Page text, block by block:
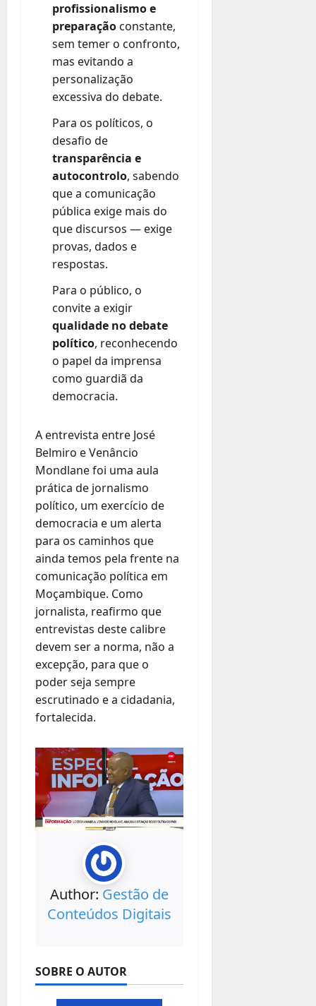
profissionalismo e
preparação constante,
sem temer o confronto,
mas evitando a
personalização
excessiva do debate.
Para os políticos, o
desafio de
transparência e
autocontrolo, sabendo
que a comunicação
pública exige mais do
que discursos — exige
provas, dados e
respostas.
Para o público, o
convite a exigir
qualidade no debate
político, reconhecendo
o papel da imprensa
como guardiã da
democracia.
A entrevista entre José
Belmiro e Venâncio
Mondlane foi uma aula
prática de jornalismo
político, um exercício de
democracia e um alerta
para os caminhos que
ainda temos pela frente na
comunicação política em
Moçambique. Como
jornalista, reafirmo que
entrevistas deste calibre
devem ser a norma, não a
excepção, para que o
poder seja sempre
escrutinado e a cidadania,
fortalecida.
Author: Gestão de
Conteúdos Digitais
SOBRE O AUTOR